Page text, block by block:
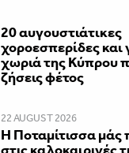
20 αυγουστιάτικες
χοροεσπερίδες και
χωριά της Κύπρου
ζήσεις φέτος
22 AUGUST 2026
Η Ποταμίτισσα μάς